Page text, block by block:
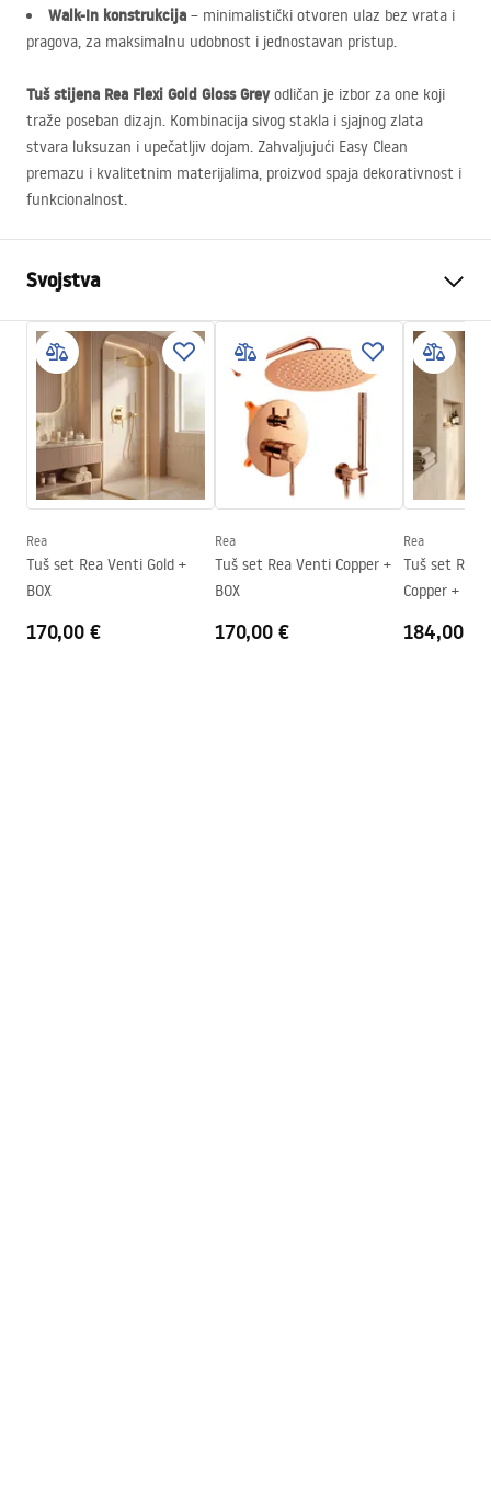
Walk-In konstrukcija – minimalistički otvoren ulaz bez vrata i
pragova, za maksimalnu udobnost i jednostavan pristup.
Tuš stijena Rea Flexi Gold Gloss Greyodličan je izbor za one koji
traže poseban dizajn. Kombinacija sivog stakla i sjajnog zlata
stvara luksuzan i upečatljiv dojam. Zahvaljujući Easy Clean
premazu i kvalitetnim materijalima, proizvod spaja dekorativnost i
funkcionalnost.
Svojstva
Dimenzije (vrata x fiksna
stijenka)
Boja
Gold
Tip kabine
Walk-in
Boja stakla
Sivo 8mm
Seria
Flexi
Montaža
Visina (mm)
1950 mm
Jamstvo
24 mjeseca
Rea
Tuš set Rea Venti Gold +
BOX
170,00 €
Rea
Tuš set Rea Venti Copper +
BOX
170,00 €
Rea
Tuš set Rea
Copper + BOX
184,00 €